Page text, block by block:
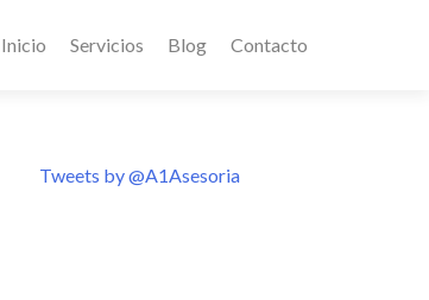
Inicio Servicios Blog Contacto
Tweets by @A1Asesoria